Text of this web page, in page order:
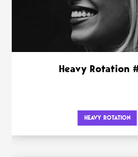
Heavy Rotation
HEAVY ROTATION